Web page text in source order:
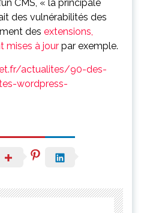
CMS, « la principale
des vulnérabilités des
des extensions,
mises à jour par exemple.
actualites/90-des-
wordpress-